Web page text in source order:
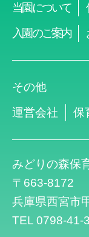
当園について
入園のご案内
みどりの森保
〒663-8172
兵庫県西宮市
TEL 0798-41-
その他
運営会社 保